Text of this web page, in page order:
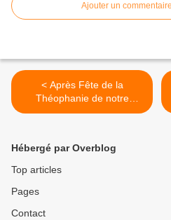
Ajouter un commentaire
< Après Fête de la
Théophanie de notre
Sauveur et Seigneur Jésus-
Hébergé par Overblog
Top articles
Pages
Contact